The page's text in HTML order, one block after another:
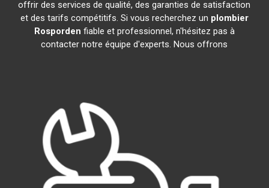
offrir des services de qualité, des garanties de satisfaction
et des tarifs compétitifs. Si vous recherchez un plombier
Rosporden fiable et professionnel, n'hésitez pas à
contacter notre équipe d'experts. Nous offrons